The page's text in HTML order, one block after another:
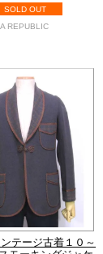
SOLD OUT
REPUBLIC
テージ古着１０～